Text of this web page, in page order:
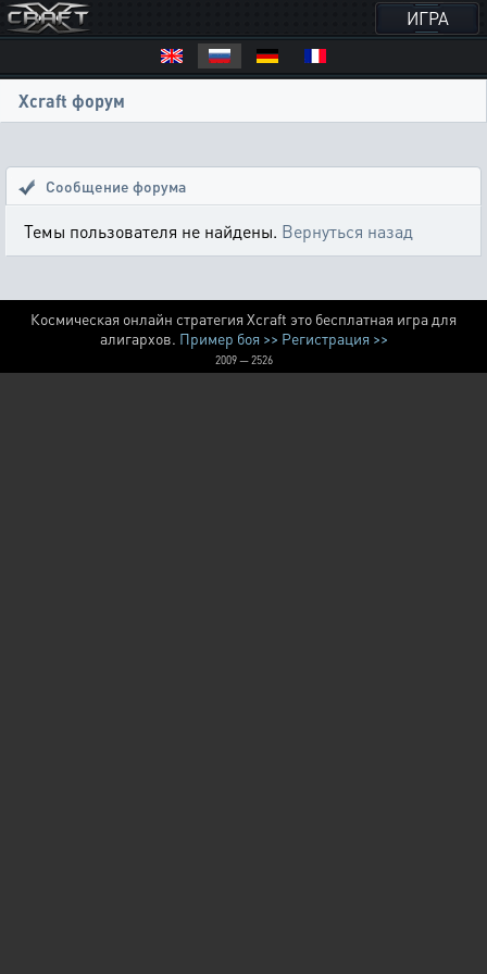
ИГРА
Xcraft форум
Сообщение форума
Темы пользователя не найдены. Вернуться назад
Космическая онлайн стратегия Xcraft это бесплатная игра для
алигархов. Пример боя >> Регистрация >>
2009 — 2526